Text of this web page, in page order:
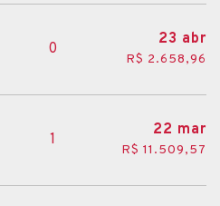
0
23 abr
R$ 2.658,96
1
22 mar
R$ 11.509,57